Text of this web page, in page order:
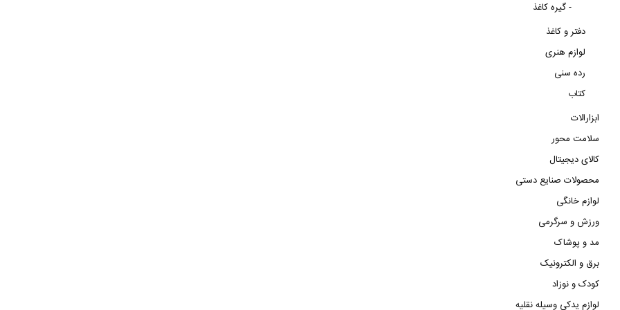
گیره کاغذ -
دفتر و کاغذ
لوازم هنری
رده سنی
کتاب
ابزارالات
سلامت محور
کالای دیجیتال
محصولات صنایع دستی
لوازم خانگی
ورزش و سرگرمی
مد و پوشاک
برق و الکترونیک
کودک و نوزاد
لوازم یدکی وسیله نقلیه